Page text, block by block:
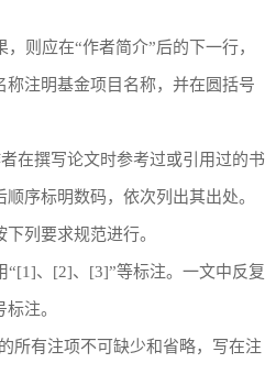
则应在“作者简介”后的下一行，
注明基金项目名称，并在圆括号
在撰写论文时参考过或引用过的书
序标明数码，依次列出其出处。
列要求规范进行。
、[2]、[3]”等标注。一文中反复
注。
有注项不可缺少和省略，写在注